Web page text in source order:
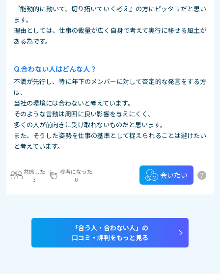
『能動的に動いて、切り拓いていく考え』の方にピッタリだと思い
ます。
理由としては、仕事の裁量が広く自身で考えて実行に移せる風土が
ある為です。
合わない人はどんな人？
不満が先行し、特に年下のメンバーに対して否定的な発言をする方
は、
当社の環境には合わないと考えています。
そのような言動は周囲に良い影響を与えにくく、
多くの人が前向きに受け取れないものだと思います。
また、そうした姿勢を仕事の基準として捉えられることは避けたい
と考えています。
共感した
3
参考になった
0
会いたい ?
「合う人・合わない人」の
口コミ・評判をもっと見る